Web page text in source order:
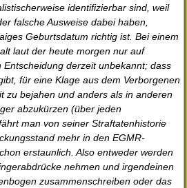
identifizierbar sind, weil
falsche Ausweise dabei haben,
Geburtsdatum richtig ist. Bei einem
laut der heute morgen nur auf
derzeit unbekannt; dass
für eine Klage aus dem Verborgenen
zu bejahen und anders als in anderen
abzukürzen (über jeden
man von seiner Straftatenhistorie
mehr in den EGMR-
erstaunlich. Also entweder werden
nehmen und irgendeinen
zusammenschreiben oder das